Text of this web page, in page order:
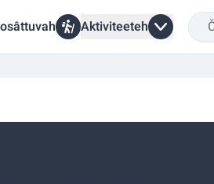
Aktiviteeteh